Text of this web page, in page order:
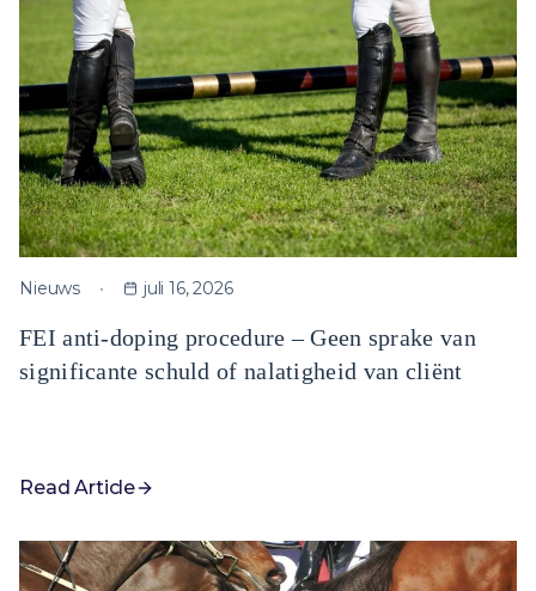
Nieuws juli 16, 2026
FEI anti-doping procedure – Geen sprake van
significante schuld of nalatigheid van cliënt
Read Article